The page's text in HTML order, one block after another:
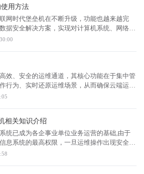
用方法
时代堡垒机在不断升级，功能也越来越完
据安全解决方案，实现对计算机系统、网络和
机还将帮助企业更加高效地防御攻击。 堡
服务器、网络设备、安全设备、数据库等设备
警、及时处理及审计定责。 ①多人共同运维
一个工作组，系统管理账号唯一，由于工
个账号。一天一个很早之前的升级导致的bug
风险和隐患。 ② 一个用户使用多个账
师，要维护和管理多个主机，每台主机都
在安全风险，一旦一个密码被破解了其他的服
王之后费力的记忆多有口令去管理主机，管理
效、安全的运维通道，其核心功能在于集中管
行为、实时还原运维场景，从而确保云端运维
可管控、风险可阻断、操作可审计。这些功能
设备、安全设备等进行统一授权管理，实现权
，确保运维人员只能在授权范围内进行操作，
全程监控操作行为的能力。通过实时监控运维
够及时发现并阻止非法访问和恶意攻击，对内
相关知识介绍
统已成为各企事业单位业务运营的基础,由于
息系统的最高权限，一旦运维操作出现安全问
大的损失。因此,加强对运维人员操作行为的